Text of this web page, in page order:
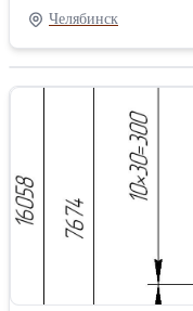
подогревателе
теплообменным
пароподводящий
Челябинск